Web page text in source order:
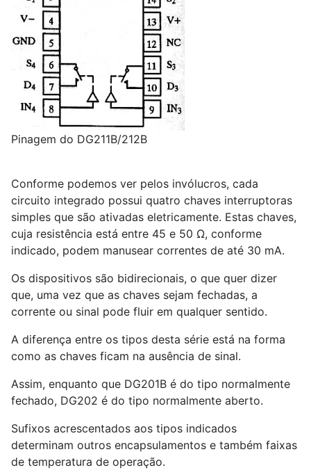
Pinagem do DG211B/212B
Conforme podemos ver pelos invólucros, cada
circuito integrado possui quatro chaves interruptoras
simples que são ativadas eletricamente. Estas chaves,
cuja resistência está entre 45 e 50 Ω, conforme
indicado, podem manusear correntes de até 30 mA.
Os dispositivos são bidirecionais, o que quer dizer
que, uma vez que as chaves sejam fechadas, a
corrente ou sinal pode fluir em qualquer sentido.
A diferença entre os tipos desta série está na forma
como as chaves ficam na ausência de sinal.
Assim, enquanto que DG201B é do tipo normalmente
fechado, DG202 é do tipo normalmente aberto.
Sufixos acrescentados aos tipos indicados
determinam outros encapsulamentos e também faixas
de temperatura de operação.